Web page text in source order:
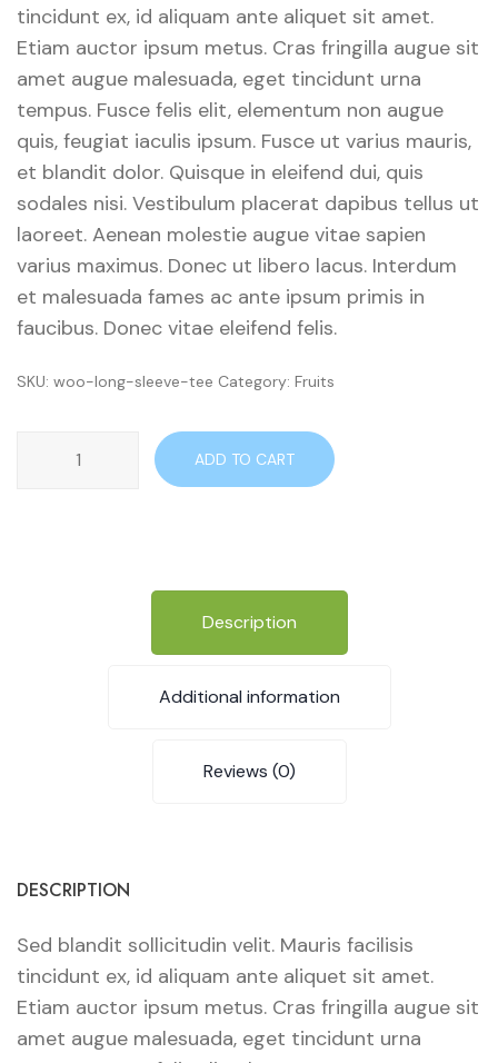
tincidunt ex, id aliquam ante aliquet sit amet.
Etiam auctor ipsum metus. Cras fringilla augue sit
amet augue malesuada, eget tincidunt urna
tempus. Fusce felis elit, elementum non augue
quis, feugiat iaculis ipsum. Fusce ut varius mauris,
et blandit dolor. Quisque in eleifend dui, quis
sodales nisi. Vestibulum placerat dapibus tellus ut
laoreet. Aenean molestie augue vitae sapien
varius maximus. Donec ut libero lacus. Interdum
et malesuada fames ac ante ipsum primis in
faucibus. Donec vitae eleifend felis.
SKU: woo-long-sleeve-tee Category: Fruits
ADD TO CART
Description
Additional information
Reviews (0)
DESCRIPTION
Sed blandit sollicitudin velit. Mauris facilisis
tincidunt ex, id aliquam ante aliquet sit amet.
Etiam auctor ipsum metus. Cras fringilla augue sit
amet augue malesuada, eget tincidunt urna